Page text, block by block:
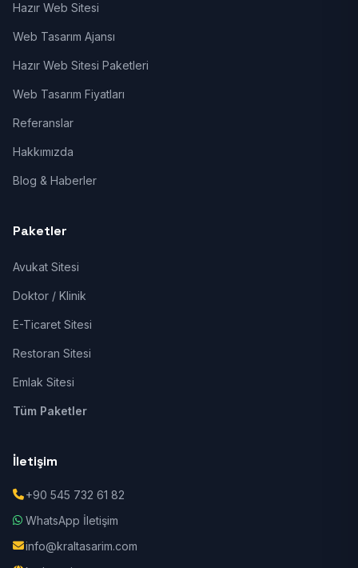
Hazır Web Sitesi
Web Tasarım Ajansı
Hazır Web Sitesi Paketleri
Web Tasarım Fiyatları
Referanslar
Hakkımızda
Blog & Haberler
Paketler
Avukat Sitesi
Doktor / Klinik
E-Ticaret Sitesi
Restoran Sitesi
Emlak Sitesi
Tüm Paketler
İletişim
+90 545 732 61 82
WhatsApp İletişim
info@kraltasarim.com